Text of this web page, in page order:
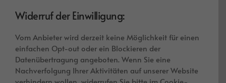
Widerruf der Einwilligung:
Vom Anbieter wird derzeit keine Möglichkeit für einen
einfachen Opt-out oder ein Blockieren der
Datenübertragung angeboten. Wenn Sie eine
Nachverfolgung Ihrer Aktivitäten auf unserer Website